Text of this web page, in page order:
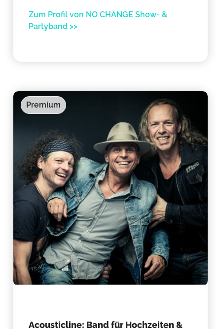
Zum Profil von NO CHANGE Show- &
Partyband >>
Premium
Acousticline: Band für Hochzeiten &